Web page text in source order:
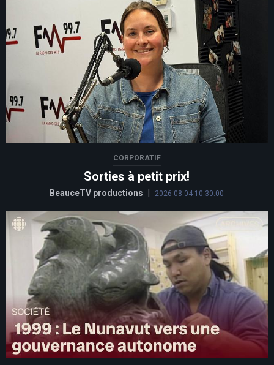
CORPORATIF
Sorties à petit prix!
BeauceTV productions | 2026-08-04 10:30:00